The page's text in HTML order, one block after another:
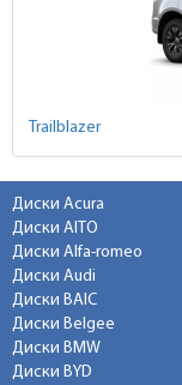
Trailblazer
Диски Acura
Диски AITO
Диски Alfa-romeo
Диски Audi
Диски BAIC
Диски Belgee
Диски BMW
Диски BYD